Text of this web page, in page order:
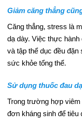
Giảm căng thẳng
Căng thẳng, stress là
dạ dày. Việc thực
và tập thể dục đều
sức khỏe tổng thể.
Sử dụng thuốc đau
Trong trường hợp
đơn kháng sinh để tiêu